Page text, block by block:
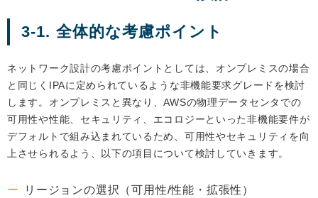
3-1. 全体的な考慮ポイント
ネットワーク設計の考慮ポイントとしては、オンプレミスの場合
と同じくIPAに定められているような非機能要求グレードを検討
します。オンプレミスと異なり、AWSの物理データセンタでの
可用性や性能、セキュリティ、エコロジーといった非機能要件が
デフォルトで組み込まれているため、可用性やセキュリティを向
上させられるよう、以下の項目について検討していきます。
リージョンの選択（可用性/性能・拡張性）